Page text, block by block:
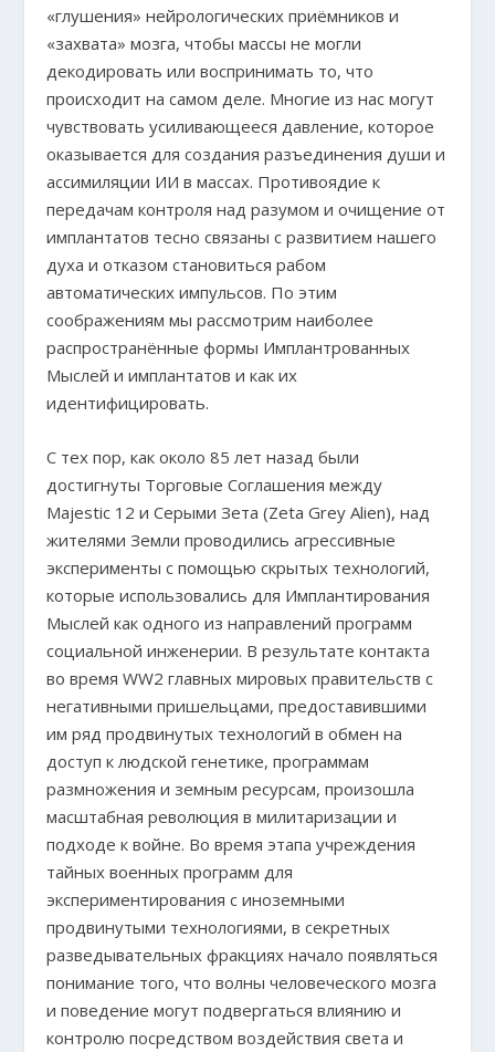
«глушения» нейрологических приёмников и
«захвата» мозга, чтобы массы не могли
декодировать или воспринимать то, что
происходит на самом деле. Многие из нас могут
чувствовать усиливающееся давление, которое
оказывается для создания разъединения души и
ассимиляции ИИ в массах. Противоядие к
передачам контроля над разумом и очищение от
имплантатов тесно связаны с развитием нашего
духа и отказом становиться рабом
автоматических импульсов. По этим
соображениям мы рассмотрим наиболее
распространённые формы Имплантрованных
Мыслей и имплантатов и как их
идентифицировать.
С тех пор, как около 85 лет назад были
достигнуты Торговые Соглашения между
Majestic 12 и Серыми Зета (Zeta Grey Alien), над
жителями Земли проводились агрессивные
эксперименты с помощью скрытых технологий,
которые использовались для Имплантирования
Мыслей как одного из направлений программ
социальной инженерии. В результате контакта
во время WW2 главных мировых правительств с
негативными пришельцами, предоставившими
им ряд продвинутых технологий в обмен на
доступ к людской генетике, программам
размножения и земным ресурсам, произошла
масштабная революция в милитаризации и
подходе к войне. Во время этапа учреждения
тайных военных программ для
экспериментирования с иноземными
продвинутыми технологиями, в секретных
разведывательных фракциях начало появляться
понимание того, что волны человеческого мозга
и поведение могут подвергаться влиянию и
контролю посредством воздействия света и